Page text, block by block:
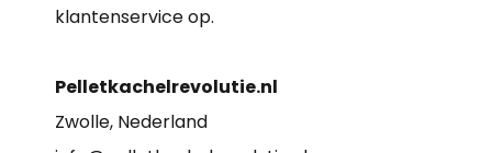
klantenservice op.
Pelletkachelrevolutie.nl
Zwolle, Nederland